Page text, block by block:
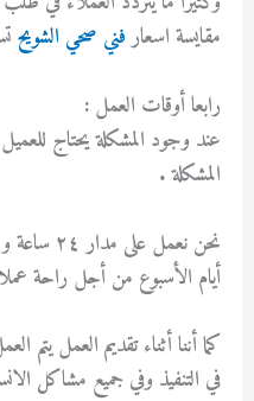
مقايسة اسعارفني صحي الشويح
رابعا أوقات العمل :
عند وجود المشكلة يحتاج
المشكلة .
نحن نعمل
أيام الأسبوع من أجل راحة
كما أننا أثناء تقديم العمل يتم
في التنفيذ وفي جميع مشاكل